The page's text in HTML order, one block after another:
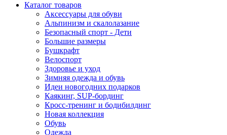
Каталог товаров
Аксессуары для обуви
Альпинизм и скалолазание
Безопасный спорт - Дети
Большие размеры
Бушкрафт
Велоспорт
Здоровье и уход
Зимняя одежда и обувь
Идеи новогодних подарков
Каякинг, SUP-бординг
Кросс-тренинг и бодибилдинг
Новая коллекция
Обувь
Одежда